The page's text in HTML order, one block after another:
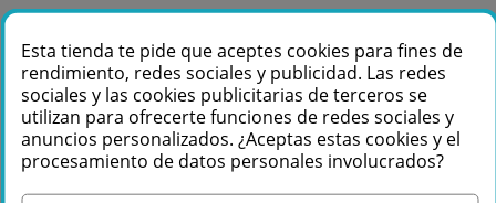
Comprar Hikvision Monitor totem 55" 4K
D-LED en Másquesonido con envío rápido
Lo encuentras también en: ,TOTEM LED
Navegador inteligente
Esta tienda te pide que aceptes cookies para fines de
rendimiento, redes sociales y publicidad. Las redes
sociales y las cookies publicitarias de terceros se
utilizan para ofrecerte funciones de redes sociales y
anuncios personalizados. ¿Aceptas estas cookies y el
procesamiento de datos personales involucrados?